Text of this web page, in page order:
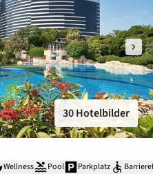
30 Hotelbilder
Wellness Pool Parkplatz